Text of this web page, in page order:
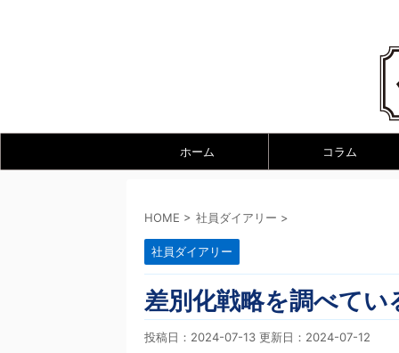
ホーム コラム
HOME > 社員ダイアリー >
社員ダイアリー
差別化戦略を調べてい
投稿日：2024-07-13 更新日： 2024-07-12